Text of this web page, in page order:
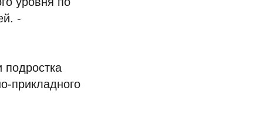
-
подростка
прикладного